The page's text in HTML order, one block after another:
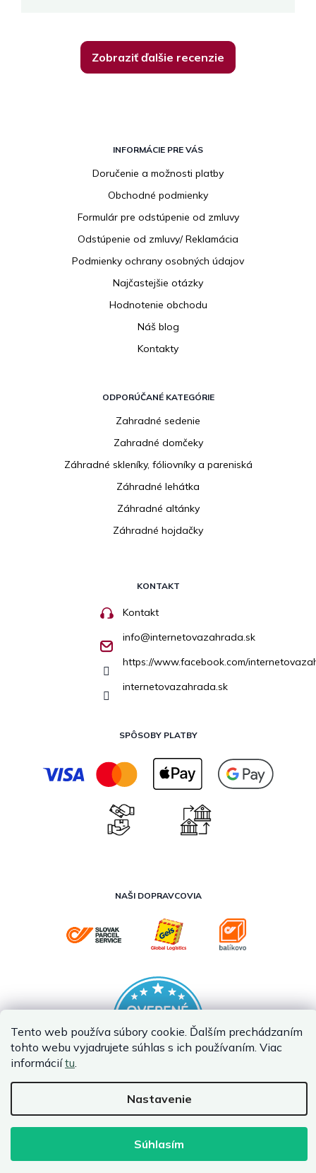
Tento web používa súbory cookie. Ďalším prechádzaním
tohto webu vyjadrujete súhlas s ich používaním. Viac
informáciítu.
Nastavenie
Súhlasím
Zobraziť ďalšie recenzie
INFORMÁCIE PRE VÁS
Doručenie a možnosti platby
Obchodné podmienky
Formulár pre odstúpenie od zmluvy
Odstúpenie od zmluvy/ Reklamácia
Podmienky ochrany osobných údajov
Najčastejšie otázky
Hodnotenie obchodu
Náš blog
Kontakty
ODPORÚČANÉ KATEGÓRIE
Zahradné sedenie
Zahradné domčeky
Záhradné skleníky, fóliovníky a pareniská
Záhradné lehátka
Záhradné altánky
Záhradné hojdačky
KONTAKT
Kontakt
info@internetovazahrada.sk
https://www.facebook.com/
internetovazahrada.sk
SPÔSOBY PLATBY
NAŠI DOPRAVCOVIA
Vytvoril Shoptet Premium